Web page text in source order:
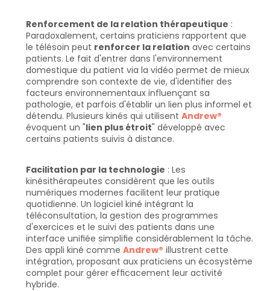
Renforcement de la relation thérapeutique :
Paradoxalement, certains praticiens rapportent que
le télésoin peut renforcer la relation avec certains
patients. Le fait d'entrer dans l'environnement
domestique du patient via la vidéo permet de mieux
comprendre son contexte de vie, d'identifier des
facteurs environnementaux influençant sa
pathologie, et parfois d'établir un lien plus informel et
détendu. Plusieurs kinés qui utilisent Andrew®
évoquent un "lien plus étroit" développé avec
certains patients suivis à distance.
Facilitation par la technologie : Les
kinésithérapeutes considèrent que les outils
numériques modernes facilitent leur pratique
quotidienne. Un logiciel kiné intégrant la
téléconsultation, la gestion des programmes
d'exercices et le suivi des patients dans une
interface unifiée simplifie considérablement la tâche.
Des appli kiné comme Andrew® illustrent cette
intégration, proposant aux praticiens un écosystème
complet pour gérer efficacement leur activité
hybride.